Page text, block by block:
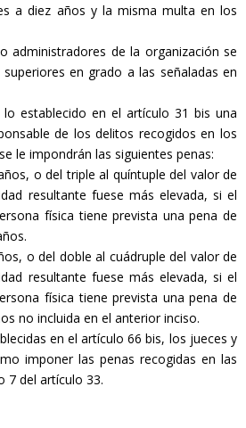
a diez años y la misma multa en los
administradores de la organización se
en grado a las señaladas en
establecido en el artículo 31 bis una
de los delitos recogidos en los
le impondrán las siguientes penas:
o del triple al quíntuple del valor de
resultante fuese más elevada, si el
física tiene prevista una pena de
o del doble al cuádruple del valor de
resultante fuese más elevada, si el
física tiene prevista una pena de
no incluida en el anterior inciso.
en el artículo 66 bis, los jueces y
imponer las penas recogidas en las
7 del artículo 33.